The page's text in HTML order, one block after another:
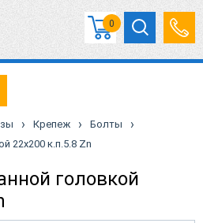
0
› Крепеж › Болты ›
22х200 к.п.5.8 Zn
головкой